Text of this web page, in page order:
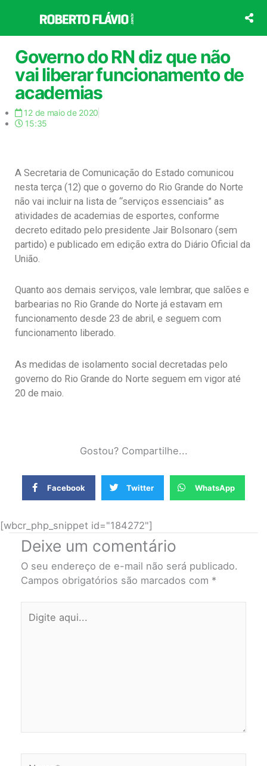
o
conteúdo
Governo do RN diz que não
vai liberar funcionamento de
academias
12 de maio de 2020
15:35
A Secretaria de Comunicação do Estado comunicou
nesta terça (12) que o governo do Rio Grande do Norte
não vai incluir na lista de “serviços essenciais” as
atividades de academias de esportes, conforme
decreto editado pelo presidente Jair Bolsonaro (sem
partido) e publicado em edição extra do Diário Oficial da
União.
Quanto aos demais serviços, vale lembrar, que salões e
barbearias no Rio Grande do Norte já estavam em
funcionamento desde 23 de abril, e seguem com
funcionamento liberado.
As medidas de isolamento social decretadas pelo
governo do Rio Grande do Norte seguem em vigor até
20 de maio.
Gostou? Compartilhe...
Facebook Twitter WhatsApp
[wbcr_php_snippet id="184272"]
Deixe um comentário
O seu endereço de e-mail não será publicado.
Campos obrigatórios são marcados com *
aqui...